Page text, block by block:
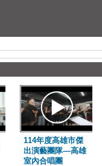
114年度高雄市傑
出演藝團隊—高雄
室內合唱團